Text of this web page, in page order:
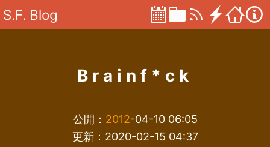
S.F. Blog
Brainf*ck
公開： 2012-04-10 06:05
更新：2020-02-15 04:37